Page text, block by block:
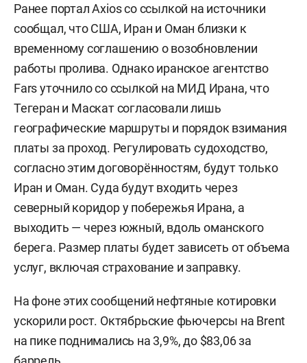
Ранее портал Axios со ссылкой на источники
сообщал, что США, Иран и Оман близки к
временному соглашению о возобновлении
работы пролива. Однако иранское агентство
Fars уточнило со ссылкой на МИД Ирана, что
Тегеран и Маскат согласовали лишь
географические маршруты и порядок взимания
платы за проход. Регулировать судоходство,
согласно этим договорённостям, будут только
Иран и Оман. Суда будут входить через
северный коридор у побережья Ирана, а
выходить — через южный, вдоль оманского
берега. Размер платы будет зависеть от объема
услуг, включая страхование и заправку.
На фоне этих сообщений нефтяные котировки
ускорили рост. Октябрьские фьючерсы на Brent
на пике поднимались на 3,9%, до $83,06 за